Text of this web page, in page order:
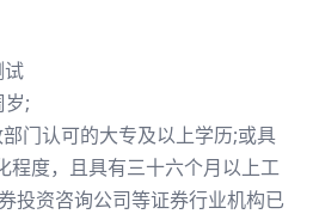
试
;
门认可的大专及以上学历;或具
程度，且具有三十六个月以上工
投资咨询公司等证券行业机构已